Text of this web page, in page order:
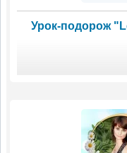
Урок-подорож